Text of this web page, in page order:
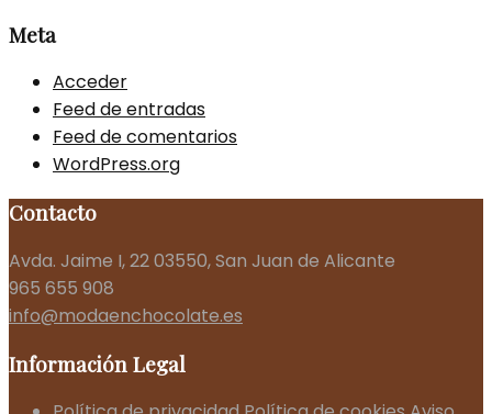
Meta
Acceder
Feed de entradas
Feed de comentarios
WordPress.org
Contacto
Avda. Jaime I, 22 03550, San Juan de Alicante
965 655 908
info@modaenchocolate.es
Información Legal